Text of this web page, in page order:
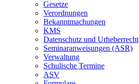
Gesetze
Verordnungen
Bekanntmachungen
KMS
Datenschutz und Urheberrecht
Seminaranweisungen (ASR)
Verwaltung
Schulische Termine
ASV